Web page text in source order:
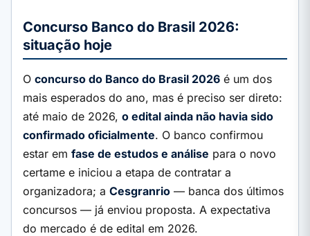
Concurso Banco do Brasil 2026:
situação hoje
O concurso do Banco do Brasil 2026 é um dos
mais esperados do ano, mas é preciso ser direto:
até maio de 2026, o edital ainda não havia sido
confirmado oficialmente. O banco confirmou
estar em fase de estudos e análise para o novo
certame e iniciou a etapa de contratar a
organizadora; a Cesgranrio — banca dos últimos
concursos — já enviou proposta. A expectativa
do mercado é de edital em 2026.